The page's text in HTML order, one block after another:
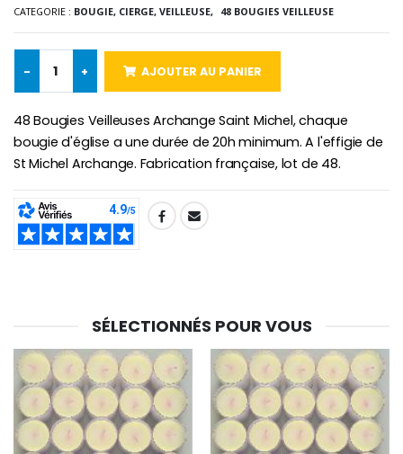
-25%
€58.50
Bougie Neuvaine pour une Guérison - 17.5cm
€4.90
€2.50
€23.00
CATEGORIE : BOUGIE, CIERGE, VEILLEUSE, 48 BOUGIES VEILLEUSE
- + AJOUTER AU PANIER
48 Bougies Veilleuses Archange Saint Michel, chaque
bougie d'église a une durée de 20h minimum. A l'effigie de
St Michel Archange. Fabrication française, lot de 48.
SHARE:
SÉLECTIONNÉS POUR VOUS